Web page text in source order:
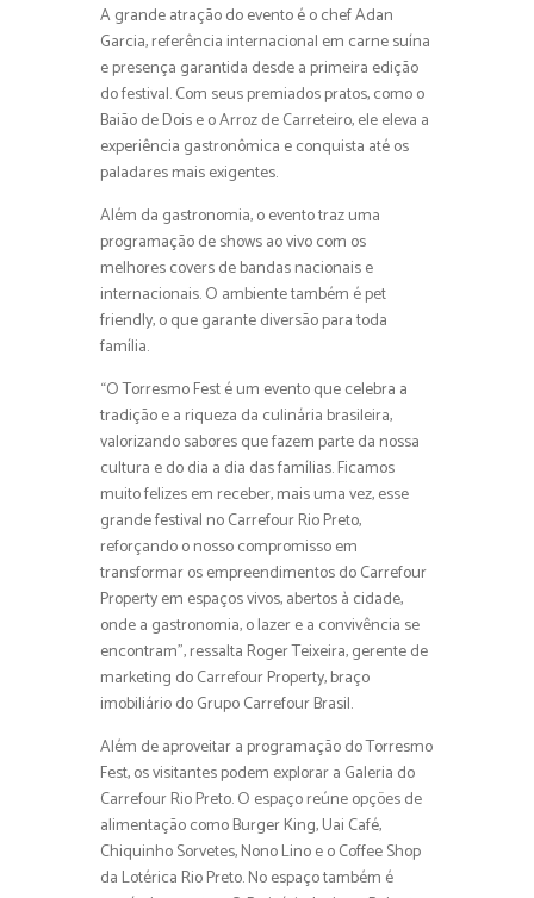
A grande atração do evento é o chef Adan
Garcia, referência internacional em carne suína
e presença garantida desde a primeira edição
do festival. Com seus premiados pratos, como o
Baião de Dois e o Arroz de Carreteiro, ele eleva a
experiência gastronômica e conquista até os
paladares mais exigentes.
Além da gastronomia, o evento traz uma
programação de shows ao vivo com os
melhores covers de bandas nacionais e
internacionais. O ambiente também é pet
friendly, o que garante diversão para toda
família.
“O Torresmo Fest é um evento que celebra a
tradição e a riqueza da culinária brasileira,
valorizando sabores que fazem parte da nossa
cultura e do dia a dia das famílias. Ficamos
muito felizes em receber, mais uma vez, esse
grande festival no Carrefour Rio Preto,
reforçando o nosso compromisso em
transformar os empreendimentos do Carrefour
Property em espaços vivos, abertos à cidade,
onde a gastronomia, o lazer e a convivência se
encontram”, ressalta Roger Teixeira, gerente de
marketing do Carrefour Property, braço
imobiliário do Grupo Carrefour Brasil.
Além de aproveitar a programação do Torresmo
Fest, os visitantes podem explorar a Galeria do
Carrefour Rio Preto. O espaço reúne opções de
alimentação como Burger King, Uai Café,
Chiquinho Sorvetes, Nono Lino e o Coffee Shop
da Lotérica Rio Preto. No espaço também é